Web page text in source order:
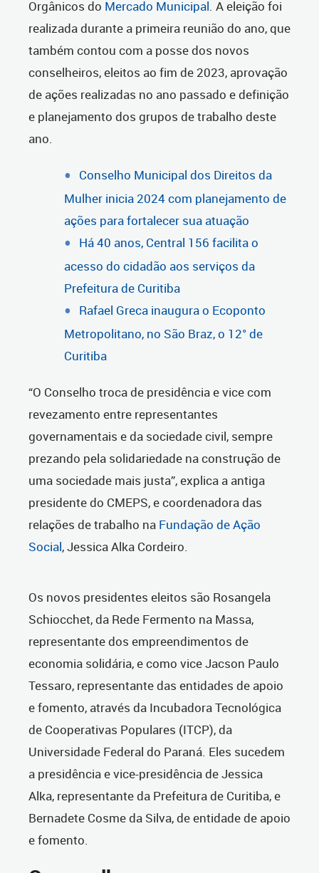
Orgânicos do Mercado Municipal. A eleição foi
realizada durante a primeira reunião do ano, que
também contou com a posse dos novos
conselheiros, eleitos ao fim de 2023, aprovação
de ações realizadas no ano passado e definição
e planejamento dos grupos de trabalho deste
ano.
Conselho Municipal dos Direitos da
Mulher inicia 2024 com planejamento de
ações para fortalecer sua atuação
Há 40 anos, Central 156 facilita o
acesso do cidadão aos serviços da
Prefeitura de Curitiba
Rafael Greca inaugura o Ecoponto
Metropolitano, no São Braz, o 12° de
Curitiba
“O Conselho troca de presidência e vice com
revezamento entre representantes
governamentais e da sociedade civil, sempre
prezando pela solidariedade na construção de
uma sociedade mais justa”, explica a antiga
presidente do CMEPS, e coordenadora das
relações de trabalho na Fundação de Ação
Social, Jessica Alka Cordeiro.
Os novos presidentes eleitos são Rosangela
Schiocchet, da Rede Fermento na Massa,
representante dos empreendimentos de
economia solidária, e como vice Jacson Paulo
Tessaro, representante das entidades de apoio
e fomento, através da Incubadora Tecnológica
de Cooperativas Populares (ITCP), da
Universidade Federal do Paraná. Eles sucedem
a presidência e vice-presidência de Jessica
Alka, representante da Prefeitura de Curitiba, e
Bernadete Cosme da Silva, de entidade de apoio
e fomento.